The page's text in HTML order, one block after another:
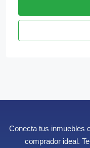
Conecta tus inmuebles
comprador ideal.